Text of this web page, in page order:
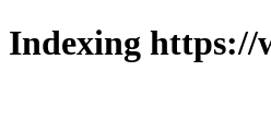
Indexing https://